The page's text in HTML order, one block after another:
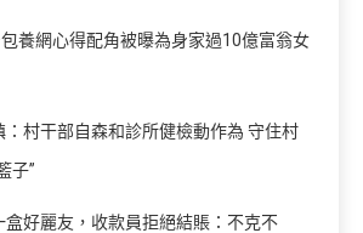
包養網心得配角被曝為身家過10億富翁女
：村干部自森和診所健檢動作為 守住村
子”
盒好麗友，收款員拒絕結賬：不克不